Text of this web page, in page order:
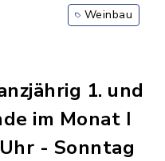
Weinbau
1. und
im Monat ǀ
- Sonntag